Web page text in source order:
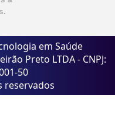
em Saúde
Preto LTDA - CNPJ:
50
reservados